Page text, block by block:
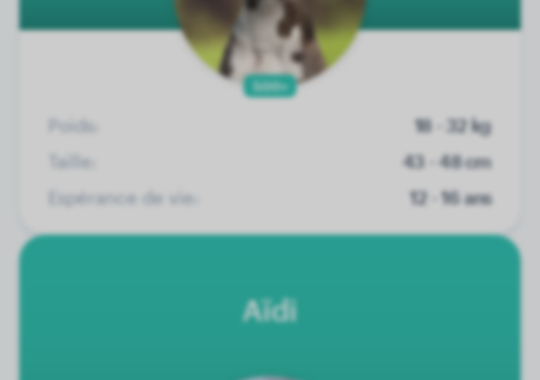
500+
Poids:
18 - 32 kg
Taille:
43 - 48 cm
Espérance de vie:
12 - 16 ans
Aïdi